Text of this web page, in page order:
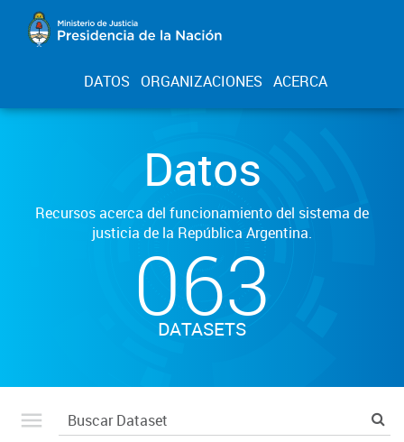
DATOS ORGANIZACIONES ACERCA
Datos
Recursos acerca del funcionamiento del sistema de
justicia de la República Argentina.
063
DATASETS